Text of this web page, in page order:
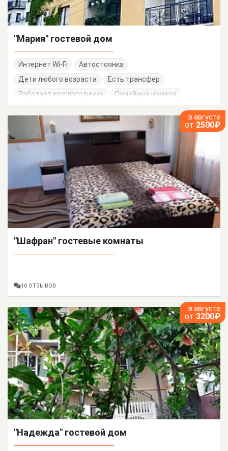
"Мария" гостевой дом
Интернет Wi-Fi
Автостоянка
Дети любого возраста
Есть трансфер
Работает круглогодично
Семейные номера
в августе
от 2500₽
"Шафран" гостевые комнаты
10 ОТЗЫВОВ
в августе
от 3200₽
"Надежда" гостевой дом